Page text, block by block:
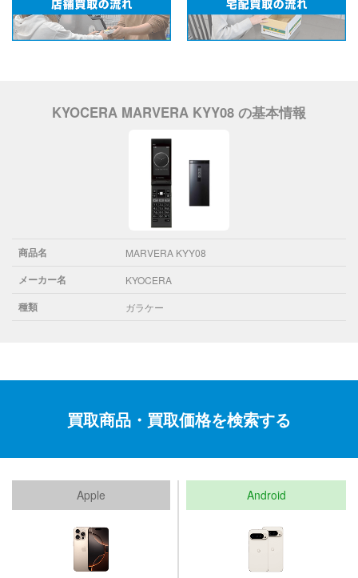
KYOCERA MARVERA KYY08 の基本情報
商品名 MARVERA KYY08
メーカー名 KYOCERA
種類 ガラケー
買取商品・買取価格を検索する
Apple Android